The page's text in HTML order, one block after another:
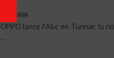
04.08.2026
OPPO lance l'A6c en Tunisie: la
...